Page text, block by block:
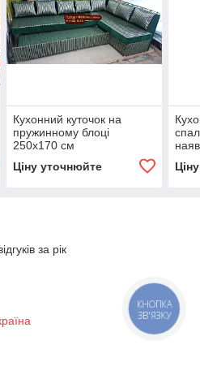
Кухонний куточок на
пружинному блоці
250х170 см
Ціну уточнюйте
за рік
КНОПКА
ЗВ'ЯЗКУ